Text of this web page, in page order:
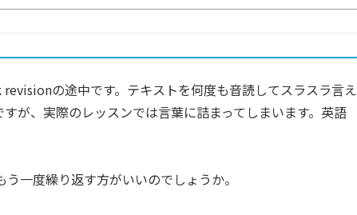
の途中です。テキストを何度も音読してスラスラ言え
が、実際のレッスンでは言葉に詰まってしまいます。英語
一度繰り返す方がいいのでしょうか。